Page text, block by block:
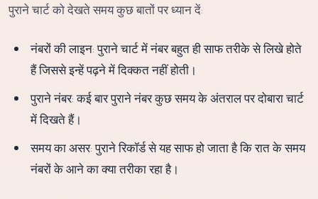
पुराने चार्ट को देखते समय कुछ बातों पर ध्यान दें:
नंबरों की लाइन: पुराने चार्ट में नंबर बहुत ही साफ तरीके से लिखे होते
हैं जिससे इन्हें पढ़ने में दिक्कत नहीं होती।
पुराने नंबर: कई बार पुराने नंबर कुछ समय के अंतराल पर दोबारा चार्ट
में दिखते हैं।
समय का असर: पुराने रिकॉर्ड से यह साफ हो जाता है कि रात के समय
नंबरों के आने का क्या तरीका रहा है।